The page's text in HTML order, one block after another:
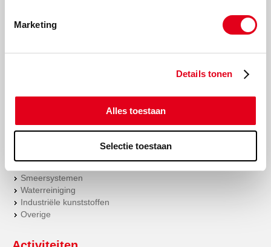
Marketing
Details tonen
Alles toestaan
Selectie toestaan
Aandrijftechniek
Bevestigings materialen
Pneumatiek
Smeersystemen
Waterreiniging
Industriële kunststoffen
Overige